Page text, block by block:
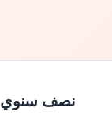
نصف سنوي